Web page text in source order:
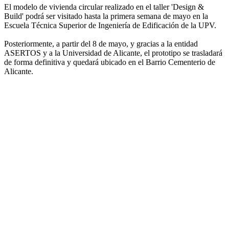
El modelo de vivienda circular realizado en el taller 'Design &
Build' podrá ser visitado hasta la primera semana de mayo en la
Escuela Técnica Superior de Ingeniería de Edificación de la UPV.
Posteriormente, a partir del 8 de mayo, y gracias a la entidad
ASERTOS y a la Universidad de Alicante, el prototipo se trasladará
de forma definitiva y quedará ubicado en el Barrio Cementerio de
Alicante.